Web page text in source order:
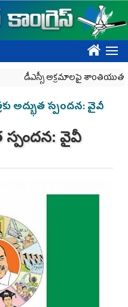
????
డీఎస్సీ అక్రమాలపై శాంతియుత ధర్నాపై
అద్భుత స్పందన: వైవీ
స్పందన: వైవీ